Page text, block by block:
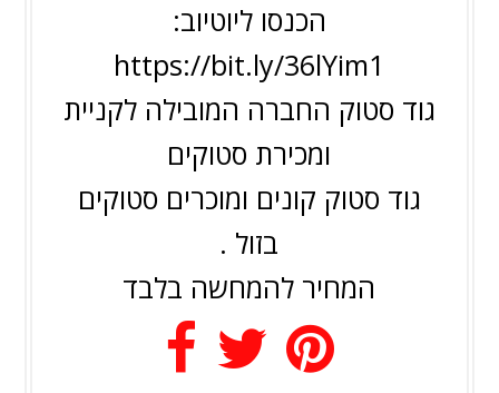
הכנסו ליוטיוב:
https://bit.ly/36lYim1
גוד סטוק החברה המובילה לקניית
ומכירת סטוקים
גוד סטוק קונים ומוכרים סטוקים
בזול .
המחיר להמחשה בלבד